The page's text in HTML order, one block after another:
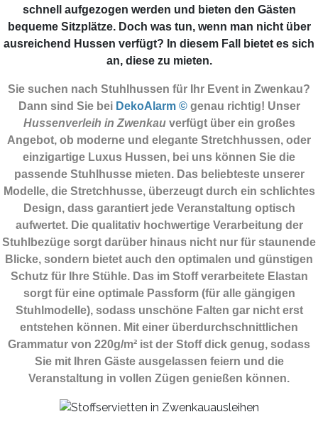
schnell aufgezogen werden und bieten den Gästen
bequeme Sitzplätze. Doch was tun, wenn man nicht über
ausreichend Hussen verfügt? In diesem Fall bietet es sich
an, diese zu mieten.
Sie suchen nach Stuhlhussen für Ihr Event in Zwenkau?
Dann sind Sie bei DekoAlarm © genau richtig! Unser
Hussenverleih in Zwenkauverfügt über ein großes
Angebot, ob moderne und elegante Stretchhussen, oder
einzigartige Luxus Hussen, bei uns können Sie die
passende Stuhlhusse mieten. Das beliebteste unserer
Modelle, die Stretchhusse, überzeugt durch ein schlichtes
Design, dass garantiert jede Veranstaltung optisch
aufwertet. Die qualitativ hochwertige Verarbeitung der
Stuhlbezüge sorgt darüber hinaus nicht nur für staunende
Blicke, sondern bietet auch den optimalen und günstigen
Schutz für Ihre Stühle. Das im Stoff verarbeitete Elastan
sorgt für eine optimale Passform (für alle gängigen
Stuhlmodelle), sodass unschöne Falten gar nicht erst
entstehen können. Mit einer überdurchschnittlichen
Grammatur von 220g/m² ist der Stoff dick genug, sodass
Sie mit Ihren Gäste ausgelassen feiern und die
Veranstaltung in vollen Zügen genießen können.